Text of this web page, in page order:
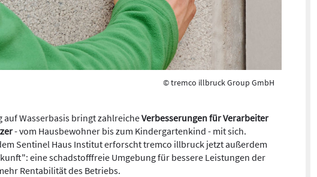
© tremco illbruck Group GmbH
auf Wasserbasis bringt zahlreicheVerbesserungen für Verarbeiter
- vom Hausbewohner bis zum Kindergartenkind - mit sich.
Sentinel Haus Institut erforscht tremco illbruck jetzt außerdem
eine schadstofffreie Umgebung für bessere Leistungen der
Rentabilität des Betriebs.